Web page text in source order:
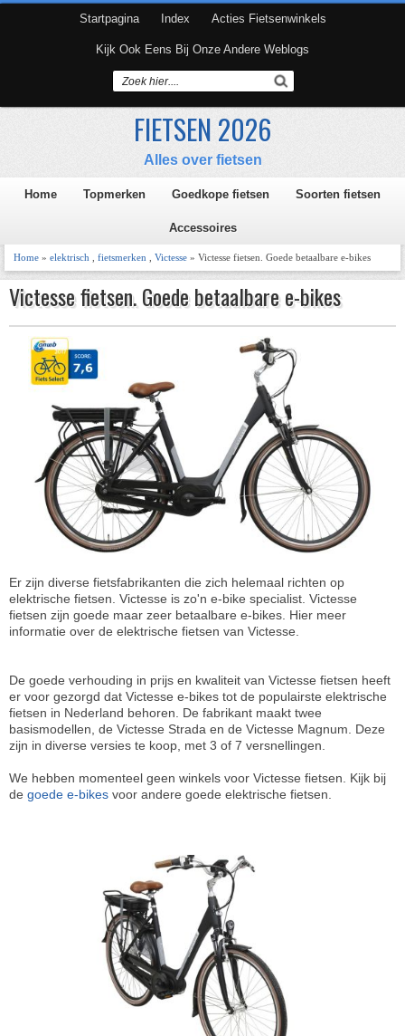
Startpagina Index Acties Fietsenwinkels
Kijk Ook Eens Bij Onze Andere Weblogs
FIETSEN 2026
Alles over fietsen
Home Topmerken Goedkope fietsen Soorten fietsen
Accessoires
Home » elektrisch fietsmerken Victesse » Victesse fietsen. Goede betaalbare e-bikes
Victesse fietsen. Goede betaalbare e-bikes
Er zijn diverse fietsfabrikanten die zich helemaal richten op
elektrische fietsen. Victesse is zo'n e-bike specialist. Victesse
fietsen zijn goede maar zeer betaalbare e-bikes. Hier meer
informatie over de elektrische fietsen van Victesse.
De goede verhouding in prijs en kwaliteit van Victesse fietsen heeft
er voor gezorgd dat Victesse e-bikes tot de populairste elektrische
fietsen in Nederland behoren. De fabrikant maakt twee
basismodellen, de Victesse Strada en de Victesse Magnum. Deze
zijn in diverse versies te koop, met 3 of 7 versnellingen.
We hebben momenteel geen winkels voor Victesse fietsen. Kijk bij
de goede e-bikes voor andere goede elektrische fietsen.